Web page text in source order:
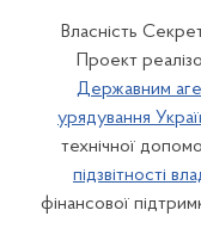
Власність
Проект
Державним
урядування
технічної
підзвітності
фінансової